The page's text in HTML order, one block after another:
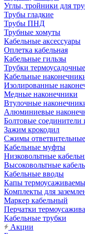
Углы, тройники для
Трубы гладкие
Трубы ПНД
Трубные хомуты
Кабельные аксессуары
Оплетка кабельная
Кабельные гильзы
Трубки термоусадочные
Кабельные
Изолированные
Медные наконечники
Втулочные
Алюминиевые
Болтовые соединители
Зажим крокодил
Сжимы ответвительные
Кабельные муфты
Низковольтные
Высоковольтные
Кабельные вводы
Капы
Комплекты для
Маркер кабельный
Перчатки
Кабельные трубки
Акции